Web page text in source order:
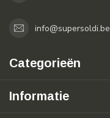
info@supersoldi.be
Categorieën
Informatie